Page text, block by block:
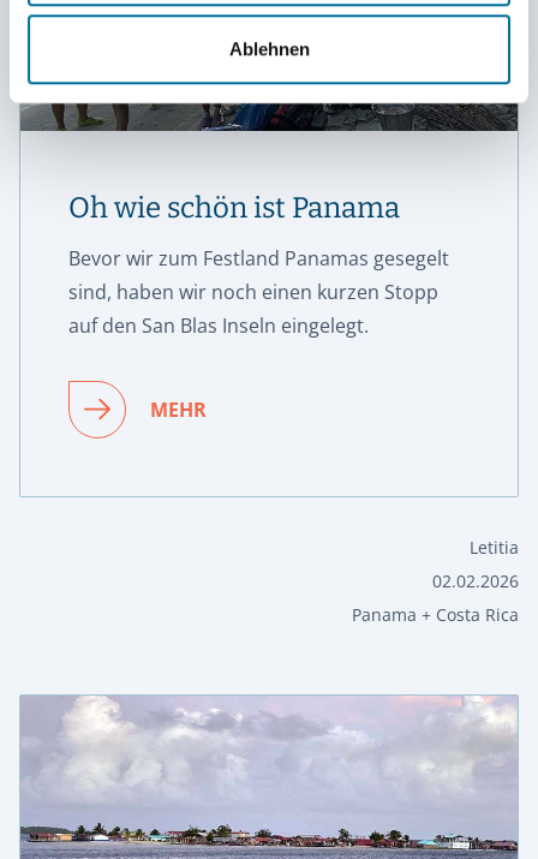
Ablehnen
Oh wie schön ist Panama
Bevor wir zum Festland Panamas gesegelt
sind, haben wir noch einen kurzen Stopp
auf den San Blas Inseln eingelegt.
MEHR
Letitia
02.02.2026
Panama + Costa Rica